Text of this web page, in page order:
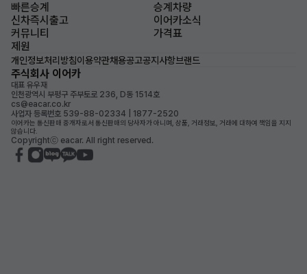
빠른승계
승계차량
신차즉시출고
이어카소식
커뮤니티
가격표
제원
개인정보처리방침이용약관채용공고공지사항브랜드
주식회사 이어카
대표 유우재
인천광역시 부평구 주부토로 236, D동 1514호
cs@eacar.co.kr
사업자 등록번호 539-88-02334 | 1877-2520
이어카는 통신판매 중개자로서 통신판매의 당사자가 아니며, 상품, 거래정보, 거래에 대하여 책임을 지지
않습니다.
Copyrightⓒ eacar. All right reserved.